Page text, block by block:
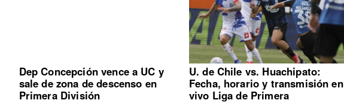
Dep Concepción vence a UC y
sale de zona de descenso en
Primera División
U. de Chile vs. Huachipato:
Fecha, horario y transmisión en
vivo Liga de Primera